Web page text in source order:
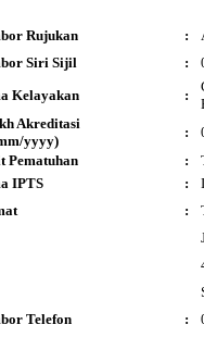
Rujukan :
Siri Sijil
:
Kelayakan
:
Akreditasi
yyyy)
:
Pematuhan
:
IPTS
:
:
Telefon
: